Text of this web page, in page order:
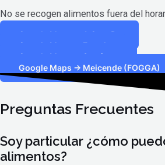
No se recogen alimentos fuera del
Google Maps -> A Coruña
Google Maps -> Ferrol
Google Maps -> Santiago
Google Maps -> Meicende (FOGGA)
Preguntas Frecuentes
Soy particular ¿cómo
alimentos?